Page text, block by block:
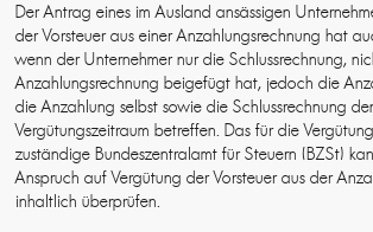
Der Antrag eines im Ausland ansässigen
der Vorsteuer aus einer Anzahlungsrechnung hat
wenn der Unternehmer nur die Schlussrechnung,
Anzahlungsrechnung beigefügt hat, jedoch die
die Anzahlung selbst sowie die Schlussrechnung
Vergütungszeitraum betreffen. Das für die
zuständige Bundeszentralamt für Steuern (BZSt)
Anspruch auf Vergütung der Vorsteuer aus der
inhaltlich überprüfen.